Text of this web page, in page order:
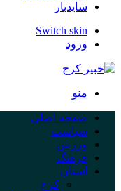
سایدبار
Switch skin
ورود
منو
صفحه اصلی
سیاست
ورزش
فرهنگ
استان
کرج